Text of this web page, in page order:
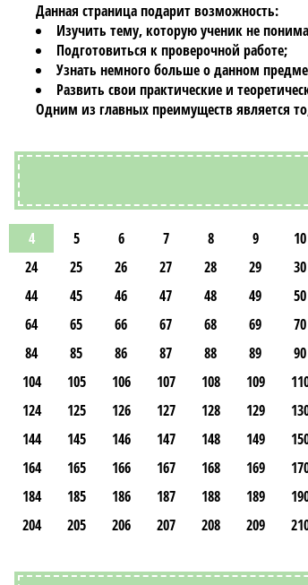
Данная страница подарит возможность:
Изучить тему, которую ученик не
Подготовиться к проверочной работе;
Узнать немного больше о данном
Развить свои практические и
Одним из главных преимуществ является
4 5 6 7 8 9 10
24
25 26 27 28 29 30
44
45 46 47 48 49 50
64
65 66 67 68 69 70
84
85 86 87 88 89 90
104
105 106 107 108 109
124
125 126 127 128 129
144
145 146 147 148 149
164
165 166 167 168 169
184
185 186 187 188 189
204
205 206 207 208 209